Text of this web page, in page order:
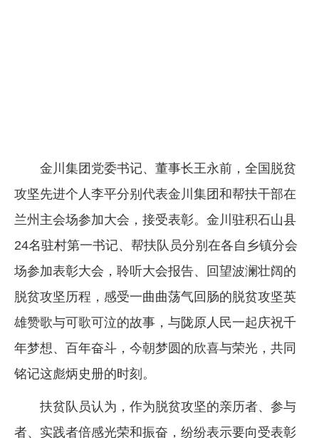
金川集团党委书记、董事长王永前，全国脱贫
攻坚先进个人李平分别代表金川集团和帮扶干部在
兰州主会场参加大会，接受表彰。金川驻积石山县
24名驻村第一书记、帮扶队员分别在各自乡镇分会
场参加表彰大会，聆听大会报告、回望波澜壮阔的
脱贫攻坚历程，感受一曲曲荡气回肠的脱贫攻坚英
雄赞歌与可歌可泣的故事，与陇原人民一起庆祝千
年梦想、百年奋斗，今朝梦圆的欣喜与荣光，共同
铭记这彪炳史册的时刻。
扶贫队员认为，作为脱贫攻坚的亲历者、参与
者、实践者倍感光荣和振奋，纷纷表示要向受表彰